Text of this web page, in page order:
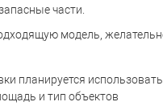
части.
модель,
планируется использовать
и тип объектов